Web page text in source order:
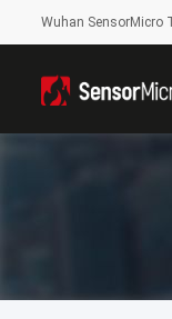
Wuhan SensorMicro